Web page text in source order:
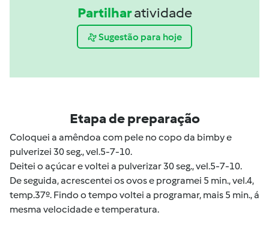
Partilharatividade
Sugestão para hoje
Etapa de preparação
Coloquei a amêndoa com pele no copo da bimby e
pulverizei 30 seg., vel.5-7-10.
Deitei o açúcar e voltei a pulverizar30 seg., vel.5-7-10.
De seguida, acrescentei os ovos e programei 5 min., vel.4,
temp.37º. Findo o tempo voltei a programar, mais 5 min., á
mesma velocidade e temperatura.